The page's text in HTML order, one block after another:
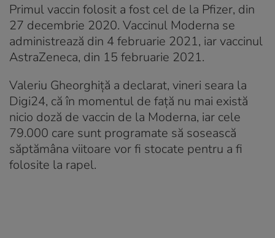
Primul vaccin folosit a fost cel de la Pfizer, din
27 decembrie 2020. Vaccinul Moderna se
administrează din 4 februarie 2021, iar vaccinul
AstraZeneca, din 15 februarie 2021.
Valeriu Gheorghiță a declarat, vineri seara la
Digi24, că în momentul de față nu mai există
nicio doză de vaccin de la Moderna, iar cele
79.000 care sunt programate să sosească
săptămâna viitoare vor fi stocate pentru a fi
folosite la rapel.